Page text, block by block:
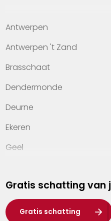
Kennis van wonen
Kantoren
Veelgestelde vragen
Werken bij Heylen Vastgoed
Contact
Antwerpen
Antwerpen 't Zand
Brasschaat
Dendermonde
Deurne
Ekeren
Geel
Hasselt
Heist-op-den-Berg
Gratis schatting van
Gratis schatting